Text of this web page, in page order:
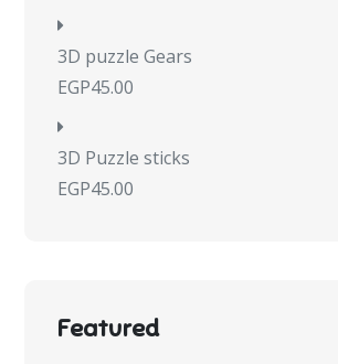
3D puzzle Gears
EGP45.00
3D Puzzle sticks
EGP45.00
Featured